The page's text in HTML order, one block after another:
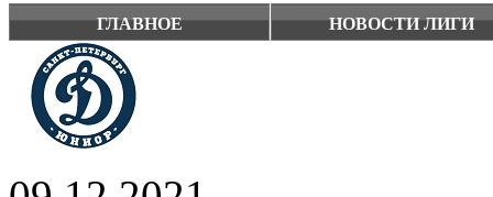
ГЛАВНОЕ НОВОСТИ ЛИГИ